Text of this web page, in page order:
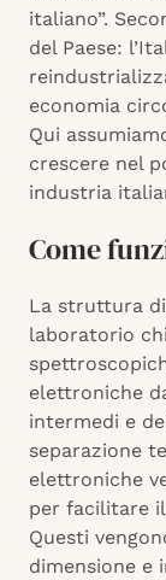
italiano”.
del Paese:
economia
Qui
crescere nel
industria
Come
La struttura
laboratorio
elettroniche
intermedi e
separazione
elettroniche
per facilitare
Questi
dimensione e